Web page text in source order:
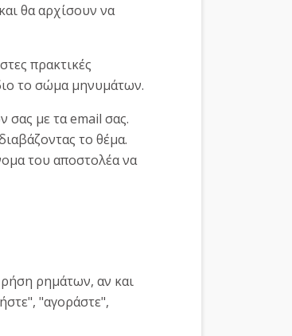
θα αρχίσουν να
πρακτικές
το σώμα μηνυμάτων.
σας με τα email σας.
το θέμα.
του αποστολέα να
ρημάτων, αν και
"αγοράστε",